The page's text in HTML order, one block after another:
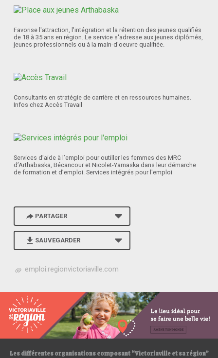
Favorise l'attraction, l'intégration et la rétention des jeunes qualifiés
de 18 à 35 ans en région. Le service s'adresse aux jeunes diplômés,
jeunes professionnels ou à la main-d'oeuvre qualifiée.
Consultants en stratégie de carrière et en ressources humaines.
Infos chez Accès Travail
Services d’aide à l’emploi pour outiller les femmes des MRC
d’Arthabaska, Bécancour et Nicolet-Yamaska dans leur démarche
de formation et d’emploi. Services intégrés pour l'emploi
PARTAGER
SAUVEGARDER
h
p
s
:
/
/
emploi.regionvictoriaville.com
Les différentes organisations composant “Victoriaville et sa région”